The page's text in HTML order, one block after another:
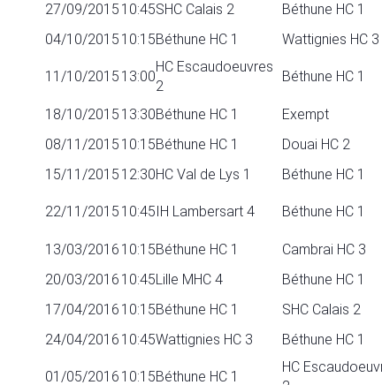
27/09/2015 10:45SHC Calais 2
Béthune HC 1
04/10/2015 10:15Béthune HC 1 Wattignies HC 3
11/10/2015 13:00
HC Escaudoeuvres
2
Béthune HC 1
18/10/2015 13:30Béthune HC 1
Exempt
08/11/2015 10:15Béthune HC 1
Douai HC 2
15/11/2015 12:30HC Val de Lys 1 Béthune HC 1
22/11/2015 10:45 IH Lambersart 4 Béthune HC 1
13/03/2016 10:15Béthune HC 1
Cambrai HC 3
20/03/2016 10:45Lille MHC 4
Béthune HC 1
17/04/2016 10:15Béthune HC 1
SHC Calais 2
24/04/2016 10:45Wattignies HC 3 Béthune HC 1
01/05/2016 10:15Béthune HC 1
HC